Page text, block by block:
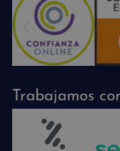
Trabajamos